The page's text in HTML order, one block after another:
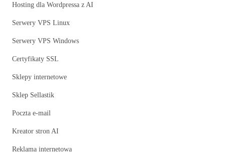
Hosting dla Wordpressa z AI
Serwery VPS Linux
Serwery VPS Windows
Certyfikaty SSL
Sklepy internetowe
Sklep Sellastik
Poczta e-mail
Kreator stron AI
Reklama internetowa